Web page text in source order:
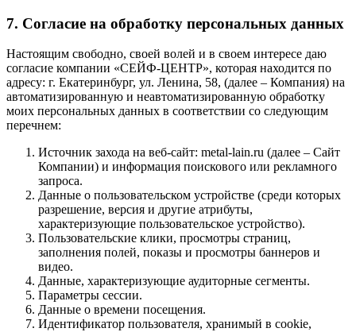
7. Согласие на обработку персональных данных
Настоящим свободно, своей волей и в своем интересе даю
согласие компании «СЕЙФ-ЦЕНТР», которая находится по
адресу: г. Екатеринбург, ул. Ленина, 58, (далее – Компания) на
автоматизированную и неавтоматизированную обработку
моих персональных данных в соответствии со следующим
перечнем:
Источник захода на веб-сайт: metal-lain.ru (далее – Сайт
Компании) и информация поискового или рекламного
запроса.
Данные о пользовательском устройстве (среди которых
разрешение, версия и другие атрибуты,
характеризующие пользовательское устройство).
Пользовательские клики, просмотры страниц,
заполнения полей, показы и просмотры баннеров и
видео.
Данные, характеризующие аудиторные сегменты.
Параметры сессии.
Данные о времени посещения.
Идентификатор пользователя, хранимый в cookie,